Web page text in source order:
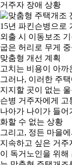
거주자 장애 상황
15년 파킨슨병으로
외출 시 이동보조
굽은 허리로 무게
맞춤형 개선 계획
고치는 비용이 아
그러나, 이러한 주
지지할 곳이 없는
슨병 거주자에게
나아가 나이가 들
화할 수 없는 상황
그리고, 정든 마을
지속하고 싶은 거주
이 독거노인을 위해